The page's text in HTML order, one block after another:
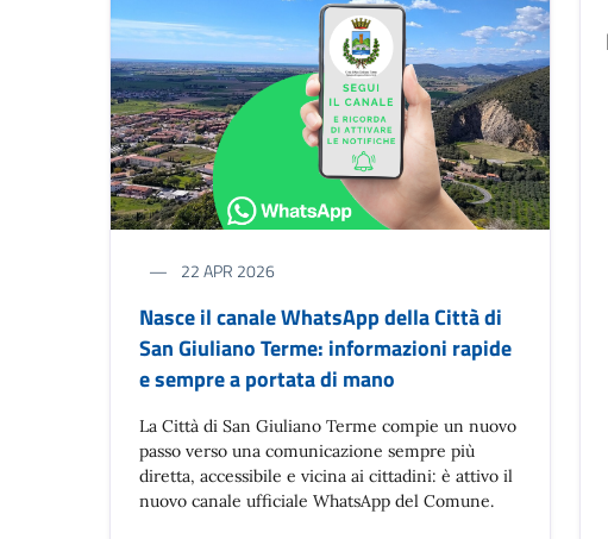
22 APR 2026
Nasce il canale WhatsApp della Città di
San Giuliano Terme: informazioni rapide
e sempre a portata di mano
La Città di San Giuliano Terme compie un nuovo
passo verso una comunicazione sempre più
diretta, accessibile e vicina ai cittadini: è attivo il
nuovo canale ufficiale WhatsApp del Comune.